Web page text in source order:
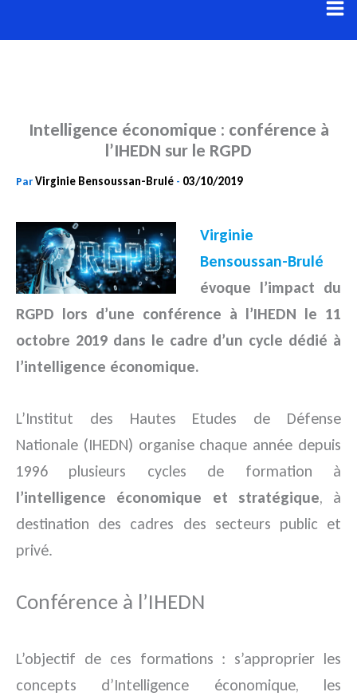
au
Intelligence économique : conférence à
l’IHEDN sur le RGPD
ParVirginie Bensoussan-Brulé - 03/10/2019
Virginie
Bensoussan-Brulé
évoque l’impact du
RGPD lors d’une conférence à l’IHEDN le 11
octobre 2019 dans le cadre d’un cycle dédié à
l’intelligence économique.
L’Institut des Hautes Etudes de Défense
Nationale (IHEDN) organise chaque année depuis
1996 plusieurs cycles de formation à
l’intelligence économique et stratégique, à
destination des cadres des secteurs public et
privé.
Conférence à l’IHEDN
L’objectif de ces formations : s’approprier les
concepts d’Intelligence économique, les